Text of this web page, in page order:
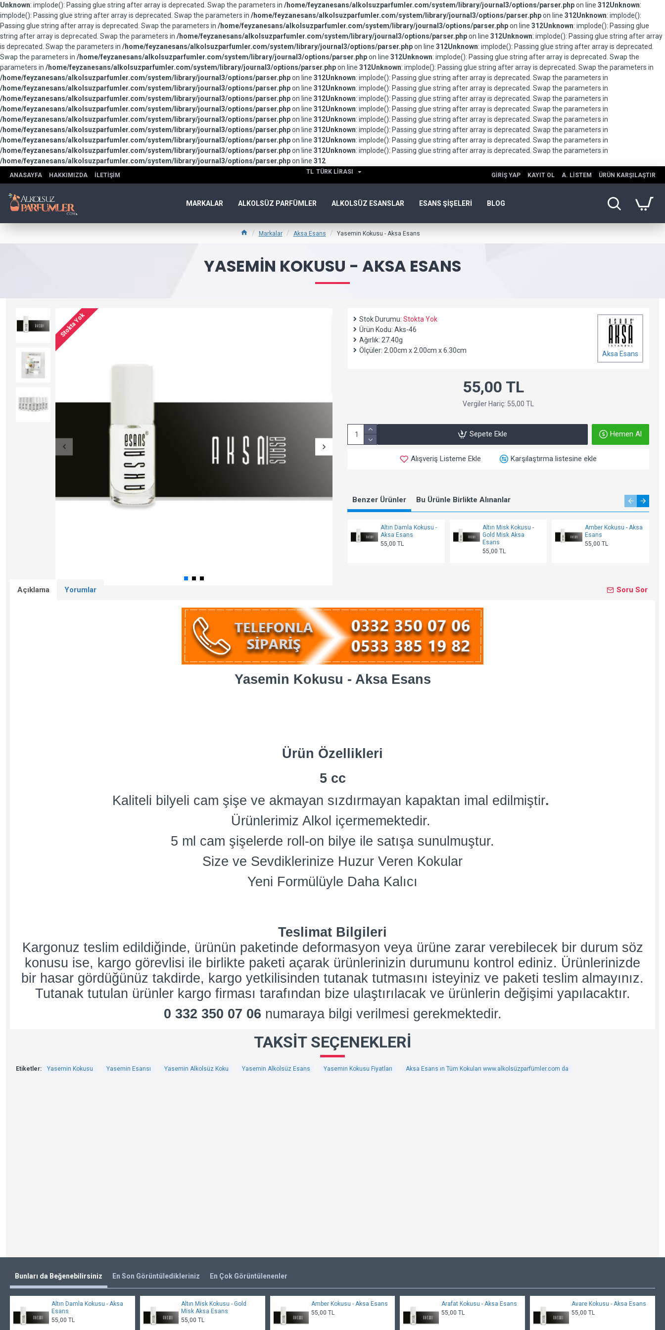
Unknown: implode(): Passing glue string after array is deprecated. Swap the parameters in /home/feyzanesans/alkolsuzparfumler.com/system/library/journal3/options/parser.phpon line 312Unknown:
implode(): Passing glue string after array is deprecated. Swap the parameters in /home/feyzanesans/alkolsuzparfumler.com/system/library/journal3/options/parser.phpon line 312Unknown: implode():
Passing glue string after array is deprecated. Swap the parameters in /home/feyzanesans/alkolsuzparfumler.com/system/library/journal3/options/parser.phpon line 312Unknown: implode(): Passing glue
string after array is deprecated. Swap the parameters in /home/feyzanesans/alkolsuzparfumler.com/system/library/journal3/options/parser.phpon line 312Unknown: implode(): Passing glue string after array
is deprecated. Swap the parameters in /home/feyzanesans/alkolsuzparfumler.com/system/library/journal3/options/parser.phpon line 312Unknown: implode(): Passing glue string after array is deprecated.
Swap the parameters in /home/feyzanesans/alkolsuzparfumler.com/system/library/journal3/options/parser.phpon line 312Unknown: implode(): Passing glue string after array is deprecated. Swap the
parameters in /home/feyzanesans/alkolsuzparfumler.com/system/library/journal3/options/parser.phpon line 312Unknown: implode(): Passing glue string after array is deprecated. Swap the parameters in
/home/feyzanesans/alkolsuzparfumler.com/system/library/journal3/options/parser.phpon line 312Unknown: implode(): Passing glue string after array is deprecated. Swap the parameters in
/home/feyzanesans/alkolsuzparfumler.com/system/library/journal3/options/parser.phpon line 312Unknown: implode(): Passing glue string after array is deprecated. Swap the parameters in
/home/feyzanesans/alkolsuzparfumler.com/system/library/journal3/options/parser.phpon line 312Unknown: implode(): Passing glue string after array is deprecated. Swap the parameters in
/home/feyzanesans/alkolsuzparfumler.com/system/library/journal3/options/parser.phpon line 312Unknown: implode(): Passing glue string after array is deprecated. Swap the parameters in
/home/feyzanesans/alkolsuzparfumler.com/system/library/journal3/options/parser.phpon line 312Unknown: implode(): Passing glue string after array is deprecated. Swap the parameters in
/home/feyzanesans/alkolsuzparfumler.com/system/library/journal3/options/parser.phpon line 312Unknown: implode(): Passing glue string after array is deprecated. Swap the parameters in
/home/feyzanesans/alkolsuzparfumler.com/system/library/journal3/options/parser.phpon line 312Unknown: implode(): Passing glue string after array is deprecated. Swap the parameters in
/home/feyzanesans/alkolsuzparfumler.com/system/library/journal3/options/parser.phpon line 312Unknown: implode(): Passing glue string after array is deprecated. Swap the parameters in
/home/feyzanesans/alkolsuzparfumler.com/system/library/journal3/options/parser.phpon line 312
ANASAYFA HAKKIMIZDA İLETIŞIM TL TÜRK LIRASI GIRIŞ YAP KAYIT OL A. LISTEM ÜRÜN KARŞILAŞTIR
MARKALAR ALKOLSÜZ PARFÜMLER ALKOLSÜZ ESANSLAR ESANS ŞİŞELERİ BLOG
Markalar Aksa Esans Yasemin Kokusu - Aksa Esans
YASEMIN KOKUSU - AKSA ESANS
Stokta Yok Stok Durumu: Stokta Yok
Ürün Kodu: Aks-46
Ağırlık: 27.40g
Ölçüler: 2.00cm x 2.00cm x 6.30cm Aksa Esans
55,00 TL
Vergiler Hariç: 55,00 TL
Sepete Ekle Hemen Al
Alışveriş Listeme Ekle Karşılaştırma listesine ekle
Benzer Ürünler Bu Ürünle Birlikte Alınanlar
Altın Damla Kokusu -
Aksa Esans
55,00 TL
Altın Misk Kokusu -
Gold Misk Aksa
Esans
55,00 TL
Amber Kokusu - Aksa
Esans
55,00 TL
Açıklama Yorumlar Soru Sor
Yasemin Kokusu - Aksa Esans
Ürün Özellikleri
5 cc
Kaliteli bilyeli cam şişe ve akmayan sızdırmayan kapaktan imal edilmiştir.
Ürünlerimiz Alkol içermemektedir.
5 ml cam şişelerde roll-on bilye ile satışa sunulmuştur.
Size ve Sevdiklerinize Huzur Veren Kokular
Yeni Formülüyle Daha Kalıcı
Teslimat Bilgileri
Kargonuz teslim edildiğinde, ürünün paketinde deformasyon veya ürüne zarar verebilecek bir durum söz
konusu ise, kargo görevlisi ile birlikte paketi açarak ürünlerinizin durumunu kontrol ediniz. Ürünlerinizde
bir hasar gördüğünüz takdirde, kargo yetkilisinden tutanak tutmasını isteyiniz ve paketi teslim almayınız.
Tutanak tutulan ürünler kargo firması tarafından bize ulaştırılacak ve ürünlerin değişimi yapılacaktır.
0 332 350 07 06 numaraya bilgi verilmesi gerekmektedir.
TAKSIT SEÇENEKLERI
Etiketler: Yasemin Kokusu Yasemin Esansı Yasemin Alkolsüz Koku Yasemin Alkolsüz Esans Yasemin Kokusu Fiyatları Aksa Esans ın Tüm Kokuları www.alkolsüzparfümler.com da
Bunları da Beğenebilirsiniz En Son Görüntüledikleriniz En Çok Görüntülenenler
Altın Damla Kokusu - Aksa
Esans
55,00 TL
Altın Misk Kokusu - Gold
Misk Aksa Esans
55,00 TL
Amber Kokusu - Aksa Esans
55,00 TL
Arafat Kokusu - Aksa Esans
55,00 TL
Avare Kokusu - Aksa Esans
55,00 TL